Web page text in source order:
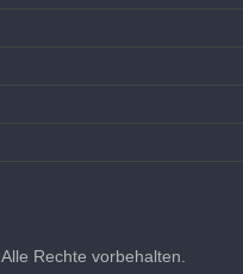
. Alle Rechte vorbehalten.